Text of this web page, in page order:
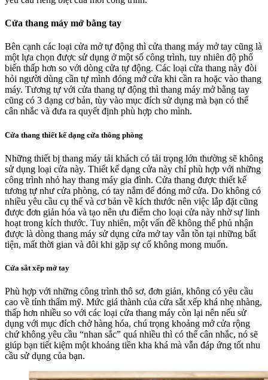
Cửa thang máy mở bằng tay
Bên cạnh các loại cửa mở tự động thì cửa thang máy mở tay cũng là
một lựa chọn được sử dụng ở một số công trình, tuy nhiên độ phổ
biến thấp hơn so với dòng cửa tự động. Các loại cửa thang này đòi
hỏi người dùng cần tự mình đóng mở cửa khi cần ra hoặc vào thang
máy. Tương tự với cửa thang tự động thì thang máy mở bằng tay
cũng có 3 dạng cơ bản, tùy vào mục đích sử dụng mà bạn có thể
cân nhắc và đưa ra quyết định phù hợp cho mình.
Cửa thang thiết kế dạng cửa thông phòng
Những thiết bị thang máy tải khách có tải trọng lớn thường sẽ không
sử dụng loại cửa này. Thiết kế dạng cửa này chỉ phù hợp với những
công trình nhỏ hay thang máy gia đình. Cửa thang được thiết kế
tương tự như cửa phòng, có tay nắm để đóng mở cửa. Do không có
nhiều yêu cầu cụ thể và cơ bản về kích thước nên việc lắp đặt cũng
được đơn giản hóa và tạo nên ưu điểm cho loại cửa này nhờ sự linh
hoạt trong kích thước. Tuy nhiên, một vấn đề không thể phủ nhận
được là dòng thang máy sử dụng cửa mở tay vẫn tồn tại những bất
tiện, mất thời gian và đôi khi gặp sự cố không mong muốn.
Cửa sắt xếp mở tay
Phù hợp với những công trình thô sơ, đơn giản, không có yêu cầu
cao về tính thẩm mỹ. Mức giá thành của cửa sắt xếp khá nhẹ nhàng,
thấp hơn nhiều so với các loại cửa thang máy còn lại nên nếu sử
dụng với mục đích chở hàng hóa, chú trọng khoảng mở cửa rộng
chứ không yêu cầu “nhan sắc” quá nhiều thì có thể cân nhắc, nó sẽ
giúp bạn tiết kiệm một khoảng tiền kha khá mà vẫn đáp ứng tốt nhu
cầu sử dụng của bạn.